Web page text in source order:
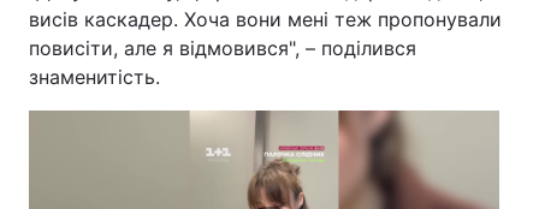
висів каскадер. Хоча вони мені теж пропонували
повисіти, але я відмовився", – поділився
знаменитість.